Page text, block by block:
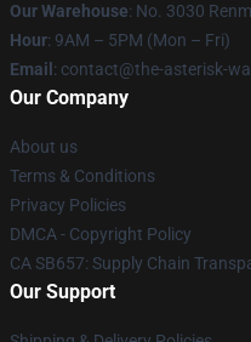
Our Warehouse: No. 3030
Hour: 9AM – 5PM (Mon – Fri)
Email : contact@the-asterisk-
Our Company
About us
Terms & Conditions
Privacy Policies
DMCA - Copyright Policy
CA SB657: Supply Chain
Our Support